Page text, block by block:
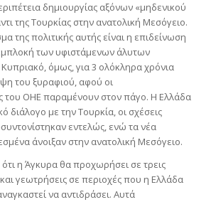
δημιουργίας αξόνων «μηδενικού
της Τουρκίας στην ανατολική Μεσόγειο.
της πολιτικής αυτής είναι η επιδείνωση
των υφιστάμενων άλυτων
όμως, για 3 ολόκληρα χρόνια
του ξυραφιού, αφού οι
του ΟΗΕ παραμένουν στον πάγο. Η Ελλάδα
διάλογο με την Τουρκία, οι σχέσεις
εντελώς, ενώ τα νέα
άνοιξαν στην ανατολική Μεσόγειο.
η Άγκυρα θα προχωρήσει σε τρεις
γεωτρήσεις σε περιοχές που η Ελλάδα
να αντιδράσει. Αυτά